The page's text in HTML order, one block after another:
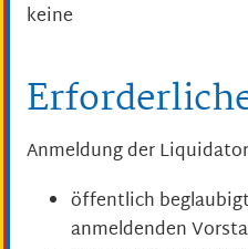
keine
Anmeldung der
öffentlich
anmeldenden